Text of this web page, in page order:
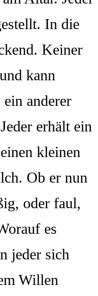
In die
Keiner
kann
anderer
erhält ein
kleinen
Ob er nun
oder faul,
es
jeder sich
Willen